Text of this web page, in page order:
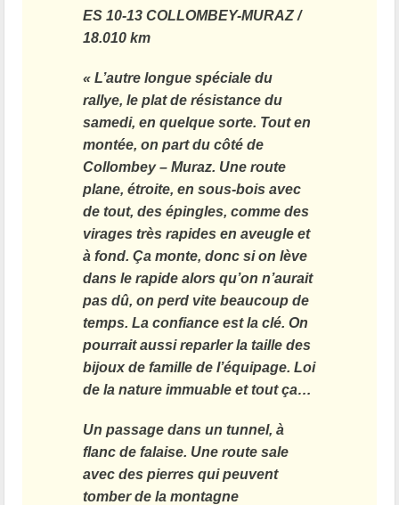
ES 10-13 COLLOMBEY-MURAZ /
18.010 km
« L’autre longue spéciale du
rallye, le plat de résistance du
samedi, en quelque sorte. Tout en
montée, on part du côté de
Collombey – Muraz. Une route
plane, étroite, en sous-bois avec
de tout, des épingles, comme des
virages très rapides en aveugle et
à fond. Ça monte, donc si on lève
dans le rapide alors qu’on n’aurait
pas dû, on perd vite beaucoup de
temps. La confiance est la clé. On
pourrait aussi reparler la taille des
bijoux de famille de l’équipage. Loi
de la nature immuable et tout ça…
Un passage dans un tunnel, à
flanc de falaise. Une route sale
avec des pierres qui peuvent
tomber de la montagne